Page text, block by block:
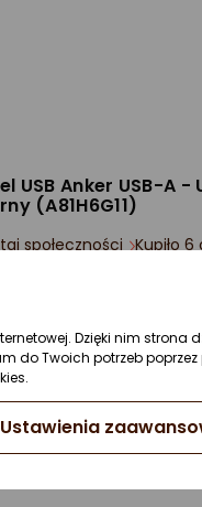
USB Anker USB-A -
(A81H6G11)
społeczności Kupiło
Czarny
wtyczki:Wtyczka prosta
Dzięki nim strona
do Twoich potrzeb
Ustawienia